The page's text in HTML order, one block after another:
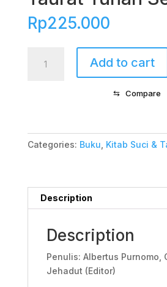
Rp225.000
Tuhan
Add to cart
⇆ Compare
Categories: Buku Kitab Suci &
Description
Description
Penulis: Albertus Purnomo,
Jehadut (Editor)